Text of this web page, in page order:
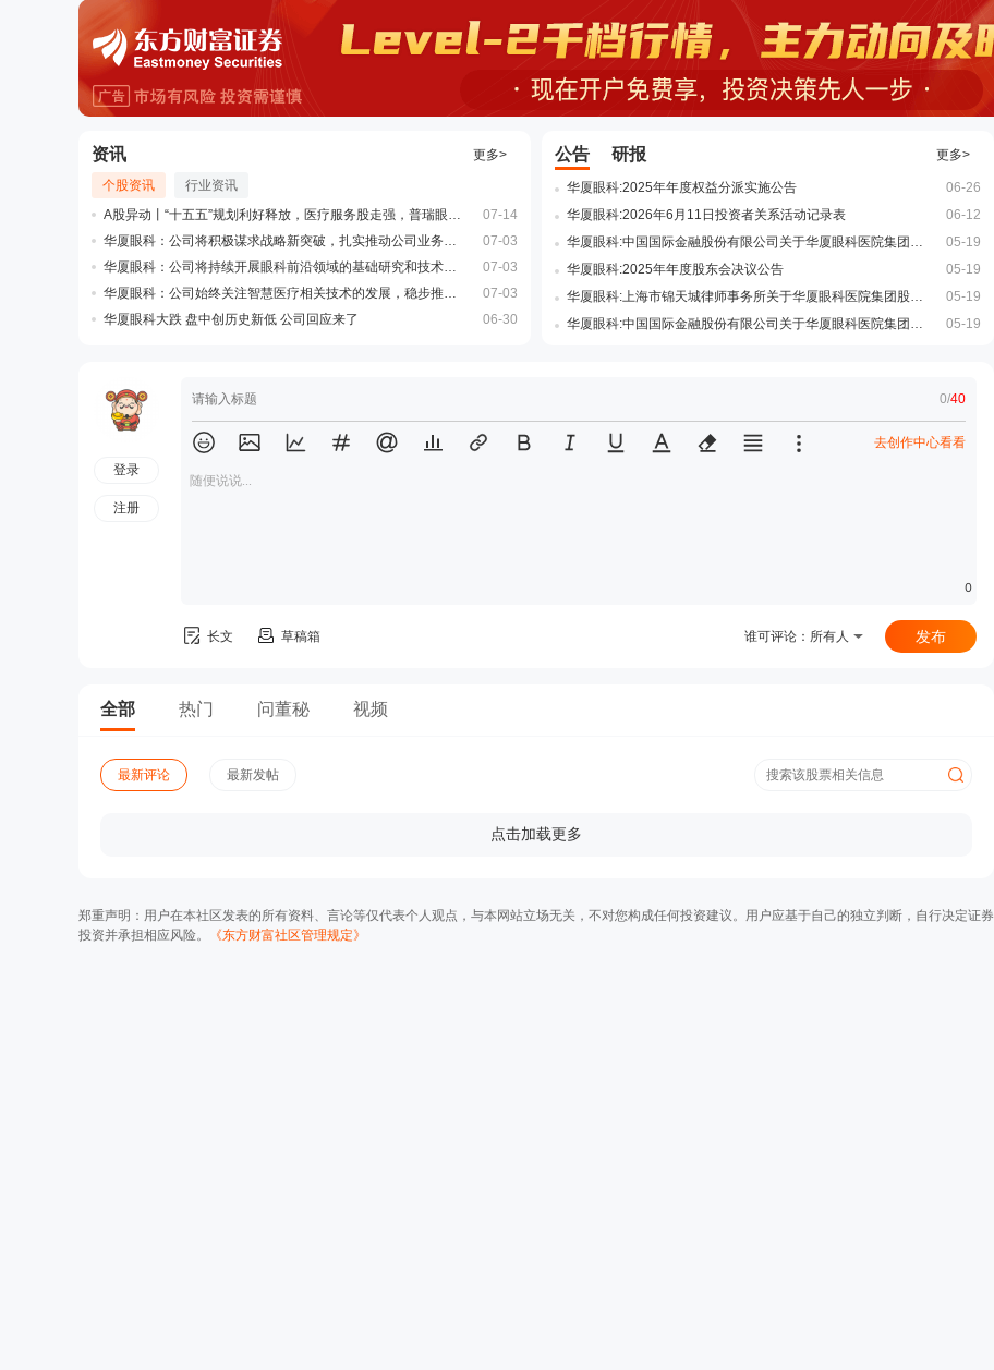
资讯
更多>
个股资讯
行业资讯
A股异动丨“十五五”规划利好释放，医疗服务股走强，普瑞眼科涨超5%
07-14
华厦眼科：公司将积极谋求战略新突破，扎实推动公司业务稳步发展
07-03
华厦眼科：公司将持续开展眼科前沿领域的基础研究和技术创新
07-03
华厦眼科：公司始终关注智慧医疗相关技术的发展，稳步推进智慧医疗体系建设
07-03
华厦眼科大跌 盘中创历史新低 公司回应来了
06-30
公告 研报 更多>
华厦眼科:2025年年度权益分派实施公告
06-26
华厦眼科:2026年6月11日投资者关系活动记录表
06-12
华厦眼科:中国国际金融股份有限公司关于华厦眼科医院集团股份有限公司2025年度持续督导定期现场检查报告
05-19
华厦眼科:2025年年度股东会决议公告
05-19
华厦眼科:上海市锦天城律师事务所关于华厦眼科医院集团股份有限公司2025年年度股东会的法律意见书
05-19
华厦眼科:中国国际金融股份有限公司关于华厦眼科医院集团股份有限公司2025年度持续督导跟踪报告
05-19
登录
注册
0/40
去创作中心看看
随便说说...
0
长文 草稿箱 谁可评论： 所有人 发布
全部 热门 问董秘 视频
最新评论 最新发帖
点击加载更多
郑重声明：用户在本社区发表的所有资料、言论等仅代表个人观点，与本网站立场无关，不对您构成任何投资建议。用户应基于自己的独立判断，自行决定证券
投资并承担相应风险。
《东方财富社区管理规定》